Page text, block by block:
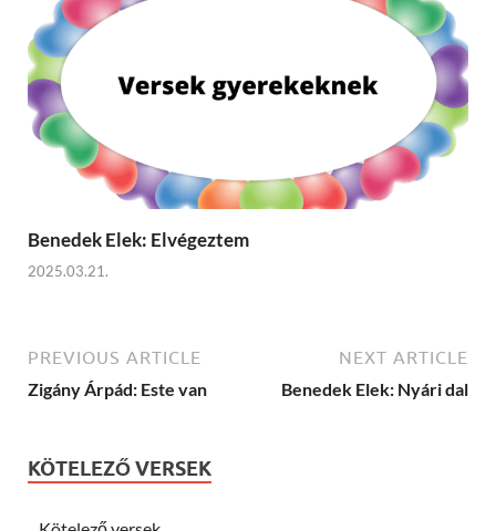
Benedek Elek: Elvégeztem
2025.03.21.
PREVIOUS ARTICLE
Zigány Árpád: Este van
NEXT ARTICLE
Benedek Elek: Nyári dal
KÖTELEZŐ VERSEK